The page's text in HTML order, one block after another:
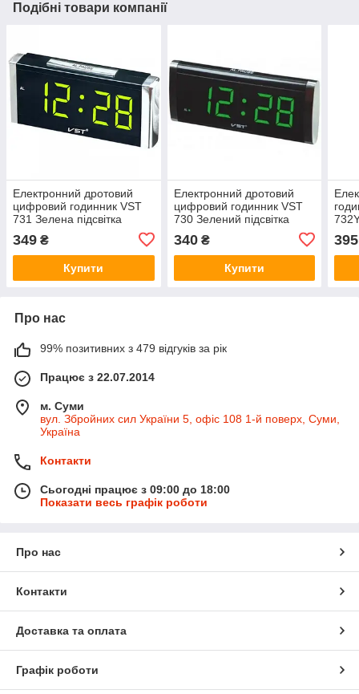
Подібні товари компанії
Електронний дротовий
цифровий годинник VST
731 Зелена підсвітка
349 ₴
Купити
Електронний дротовий
цифровий годинник VST
730 Зелений підсвітка
340₴
Купити
395
Про нас
99% позитивних з 479 відгуків за рік
Працює з 22.07.2014
м. Суми
вул. Збройних сил України 5, офіс 108 1-й поверх, Суми,
Україна
Контакти
Сьогодні працює з 09:00 до 18:00
Показати весь графік роботи
Про нас
Контакти
Доставка та оплата
Графік роботи